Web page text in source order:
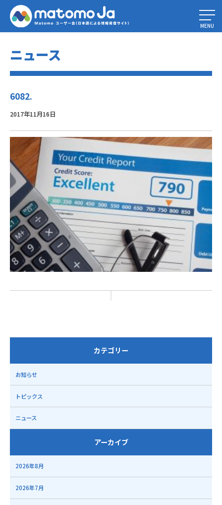
Home» »
MENU
ニュース
6082.
2017年11月16日
カテゴリー
お知らせ
トピックス
ニュース
アーカイブ
2026年8月
2026年7月